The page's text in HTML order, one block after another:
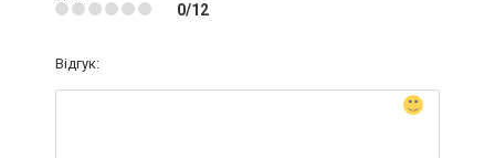
0/12
Відгук: